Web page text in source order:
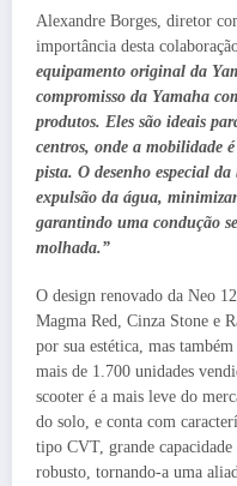
Alexandre Borges, diretor
importância desta
equipamento original da
compromisso da Yamaha
produtos. Eles são ideais
centros, onde a mobilidade
pista. O desenho especial
expulsão da água,
garantindo uma condução
molhada.”
O design renovado da Neo
Magma Red, Cinza Stone e
por sua estética, mas
mais de 1.700 unidades
scooter é a mais leve do
do solo, e conta com
tipo CVT, grande capacidade
robusto, tornando-a uma